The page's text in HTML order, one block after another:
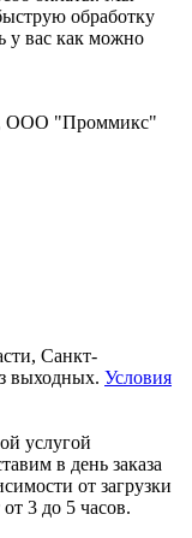
обработку
у вас как можно
ООО "Проммикс"
Санкт-
выходных. Условия
услугой
в день заказа
от загрузки
3 до 5 часов.